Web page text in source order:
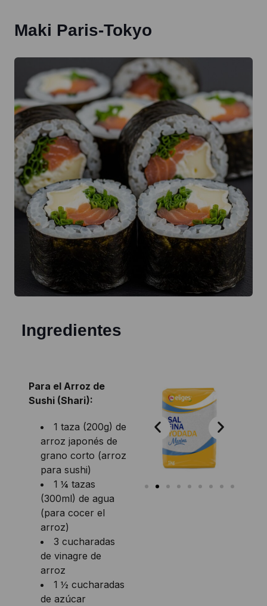
Maki Paris-Tokyo
Ingredientes
Para el Arroz de
Sushi (Shari):
1 taza (200g) de
arroz japonés de
grano corto (arroz
para sushi)
1 ¼ tazas
(300ml) de agua
(para cocer el
arroz)
3 cucharadas
de vinagre de
arroz
1 ½ cucharadas
de azúcar